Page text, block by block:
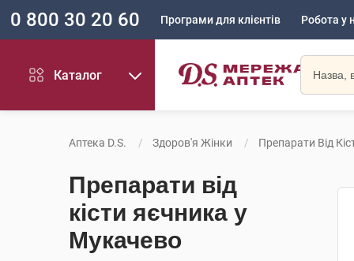
0 800 30 20 60 Програми для клієнтів Робота у
Каталог
Аптека D.S. Здоров'я Жінки Препарати Від
Препарати від
кісти яєчника у
Мукачево